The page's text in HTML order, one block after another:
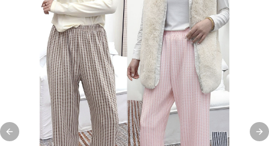
Previous slide